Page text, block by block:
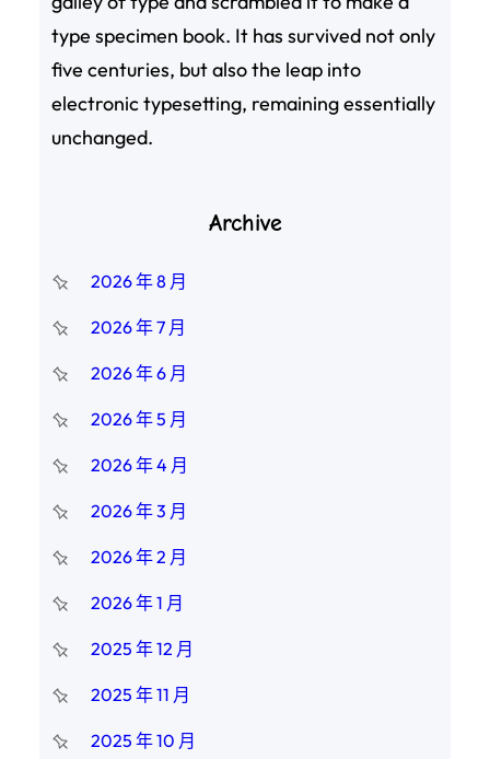
type specimen book. It has survived not only
five centuries, but also the leap into
electronic typesetting, remaining essentially
unchanged.
Archive
2026 年 8 月
2026 年 7 月
2026 年 6 月
2026 年 5 月
2026 年 4 月
2026 年 3 月
2026 年 2 月
2026 年 1 月
2025 年 12 月
2025 年 11 月
2025 年 10 月